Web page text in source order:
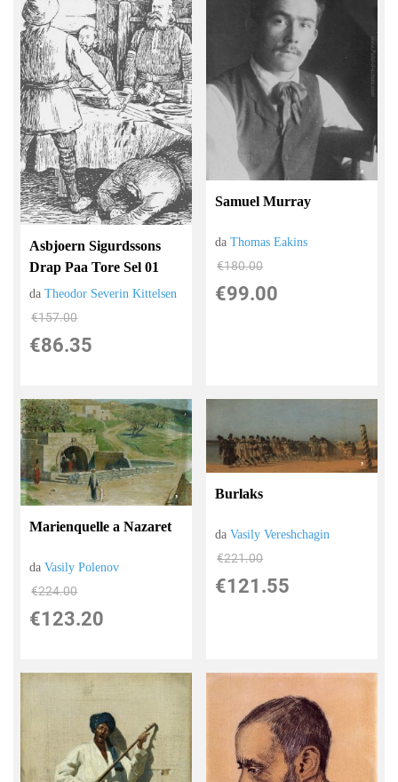
Asbjoern Sigurdssons
Drap Paa Tore Sel 01
daTheodor Severin Kittelsen
€157.00
€86.35
Samuel Murray
daThomas Eakins
€180.00
€99.00
Marienquelle a Nazaret
daVasily Polenov
€224.00
€123.20
Burlaks
daVasily Vereshchagin
€221.00
€121.55